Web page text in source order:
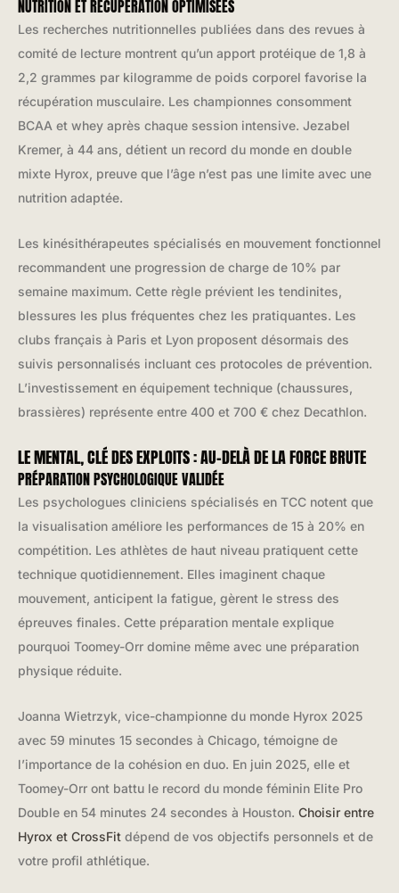
NUTRITION ET RÉCUPÉRATION OPTIMISÉES
Les recherches nutritionnelles publiées dans des revues à
comité de lecture montrent qu’un apport protéique de 1,8 à
2,2 grammes par kilogramme de poids corporel favorise la
récupération musculaire. Les championnes consomment
BCAA et whey après chaque session intensive. Jezabel
Kremer, à 44 ans, détient un record du monde en double
mixte Hyrox, preuve que l’âge n’est pas une limite avec une
nutrition adaptée.
Les kinésithérapeutes spécialisés en mouvement fonctionnel
recommandent une progression de charge de 10% par
semaine maximum. Cette règle prévient les tendinites,
blessures les plus fréquentes chez les pratiquantes. Les
clubs français à Paris et Lyon proposent désormais des
suivis personnalisés incluant ces protocoles de prévention.
L’investissement en équipement technique (chaussures,
brassières) représente entre 400 et 700 € chez Decathlon.
LE MENTAL, CLÉ DES EXPLOITS : AU-DELÀ DE LA FORCE BRUTE
PRÉPARATION PSYCHOLOGIQUE VALIDÉE
Les psychologues cliniciens spécialisés en TCC notent que
la visualisation améliore les performances de 15 à 20% en
compétition. Les athlètes de haut niveau pratiquent cette
technique quotidiennement. Elles imaginent chaque
mouvement, anticipent la fatigue, gèrent le stress des
épreuves finales. Cette préparation mentale explique
pourquoi Toomey-Orr domine même avec une préparation
physique réduite.
Joanna Wietrzyk, vice-championne du monde Hyrox 2025
avec 59 minutes 15 secondes à Chicago, témoigne de
l’importance de la cohésion en duo. En juin 2025, elle et
Toomey-Orr ont battu le record du monde féminin Elite Pro
Double en 54 minutes 24 secondes à Houston. Choisir entre
Hyrox et CrossFit dépend de vos objectifs personnels et de
votre profil athlétique.